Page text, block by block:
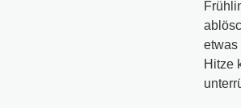
etwas
Hitze